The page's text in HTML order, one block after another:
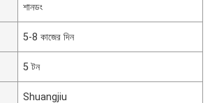
শানডং
5-8 কাজের দিন
5 টন
Shuangjiu